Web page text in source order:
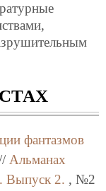
фантазмов
Альманах
Выпуск 2. , №2